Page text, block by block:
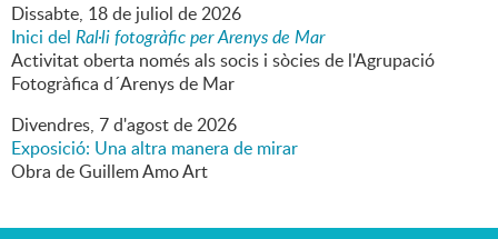
Dissabte, 18de juliol de2026
Inici del Ral·li fotogràfic per Arenys de Mar
Activitat oberta només als socis i sòcies de l'Agrupació
Fotogràfica d´Arenys de Mar
Divendres, 7d'agostde2026
Exposició: Una altra manera de mirar
Obra de Guillem Amo Art